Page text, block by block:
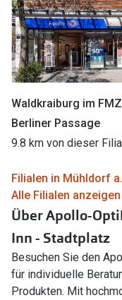
Waldkraiburg im FMZ
Berliner Passage
9.8 km von dieser
Filialen in Mühldorf
Alle Filialen anzeigen
Über Apollo-
Inn - Stadtplatz
Besuchen Sie den
für individuelle
Produkten. Mit